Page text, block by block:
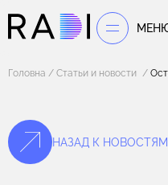
Головна Статьи и новости
НАЗАД К НОВОСТЯМ